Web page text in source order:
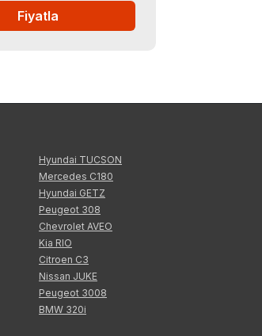
Fiyatla
Hyundai TUCSON
Mercedes C180
Hyundai GETZ
Peugeot 308
Chevrolet AVEO
Kia RIO
Citroen C3
Nissan JUKE
Peugeot 3008
BMW 320i